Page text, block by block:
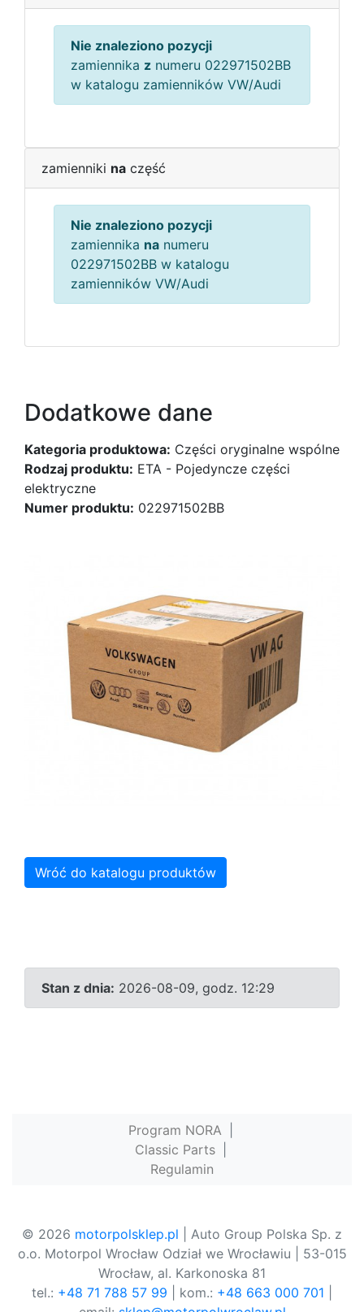
Nie znaleziono pozycji
zamiennika z numeru 022971502BB
w katalogu zamienników VW/Audi
zamienniki na część
Nie znaleziono pozycji
zamiennika na numeru
022971502BB w katalogu
zamienników VW/Audi
Dodatkowe dane
Kategoria produktowa: Części oryginalne wspólne
Rodzaj produktu: ETA - Pojedyncze części
elektryczne
Numer produktu: 022971502BB
Wróć do katalogu produktów
Stan z dnia: 2026-08-09, godz. 12:29
Program NORA
Classic Parts
Regulamin
© 2026 motorpolsklep.pl | Auto Group Polska Sp. z
o.o. Motorpol Wrocław Odział we Wrocławiu | 53-015
Wrocław, al. Karkonoska 81
tel.: +48 71 788 57 99 | kom.: +48 663 000 701